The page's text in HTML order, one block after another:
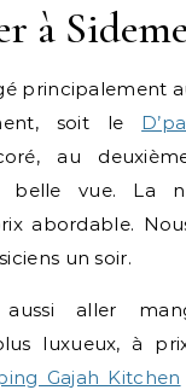
à
principalement
soit le
au
belle vue. La
abordable.
un soir.
aussi aller
luxueux, à
Gajah Kitchen